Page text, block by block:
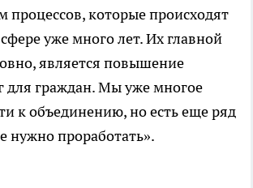
процессов, которые происходят
уже много лет. Их главной
является повышение
для граждан. Мы уже многое
к объединению, но есть еще ряд
нужно проработать».